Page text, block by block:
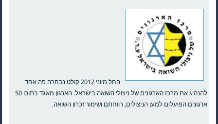
החל מיוני 2012 קולט נבחרה פה אחד
להנהיג את מרכז הארגונים של ניצולי השואה בישראל. הארגון מאגד בתוכו 50
ארגונים הפועלים למען הניצולים, רווחתם ושימור זכרון השואה.